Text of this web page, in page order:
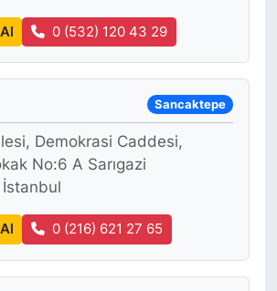
0 (532) 120 43 29
Sancaktepe
Demokrasi Caddesi,
No:6 A Sarıgazi
0 (216) 621 27 65